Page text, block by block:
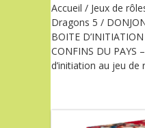
Accueil / Jeux de
Dragons 5 /
BOITE
CONFINS DU PAYS
d’initiation au jeu de